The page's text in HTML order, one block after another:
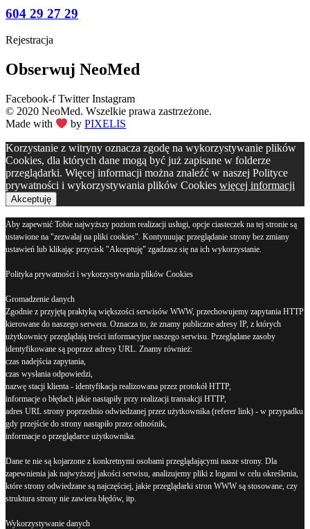
604 29 27 29
Rejestracja
Obserwuj NeoMed
Facebook-f Twitter Instagram
© 2020 NeoMed. Wszelkie prawa zastrzeżone.
Made with
byPIXELIS
Korzystanie z witryny oznacza zgodę na wykorzystywanie plików
Cookies, dla których dane mogą być już zapisane w folderze
przeglądarki. Więcej informacji można znaleźć w naszej Polityce
prywatności i wykorzystywania plików Cookies więcej informacji
Akceptuję
Aby zapewnić Tobie najwyższy poziom realizacji usługi, opcje ciasteczek na tej stronie są
ustawione na "zezwalaj na pliki cookies". Kontynuując przeglądanie strony bez zmiany
ustawień lub klikając przycisk "Akceptuję" zgadzasz się na ich wykorzystanie.
Polityka prywatności i wykorzystywania plików Cookies
Gromadzenie danych
Zgodnie z przyjętą praktyką większości serwisów WWW, przechowujemy zapytania HTTP
kierowane do naszego serwera. Oznacza to, że znamy publiczne adresy IP, z których
użytkownicy przeglądają treści informacyjne naszego serwisu. Przeglądane zasoby
identyfikowane są poprzez adresy URL. Znamy również:
czas nadejścia zapytania,
czas wysłania odpowiedzi,
nazwę stacji klienta - identyfikacja realizowana przez protokół HTTP,
informacje o błędach jakie nastąpiły przy realizacji transakcji HTTP,
adres URL strony poprzednio odwiedzanej przez użytkownika (referer link) - w przypadku
gdy przejście do strony nastąpiło przez odnośnik,
informacje o przeglądarce użytkownika.
Dane te nie są kojarzone z konkretnymi osobami przeglądającymi nasze strony. Dla
zapewnienia jak najwyższej jakości serwisu, analizujemy pliki z logami w celu określenia,
które strony odwiedzane są najczęściej, jakie przeglądarki stron WWW są stosowane, czy
struktura strony nie zawiera błędów, itp.
Wykorzystywanie danych